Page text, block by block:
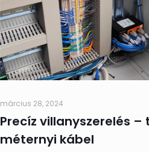
március 28, 2024
Precíz villanyszerelés –
méternyi kábel